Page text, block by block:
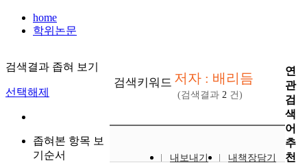
home
학위논문
검색결과 좁혀 보기
선택해제
좁혀본 항목 보
기순서
검색키워드 저자 : 배리듬
(검색결과 2 건)
내보내기
내책장담기
연
관
검
색
어
추
천